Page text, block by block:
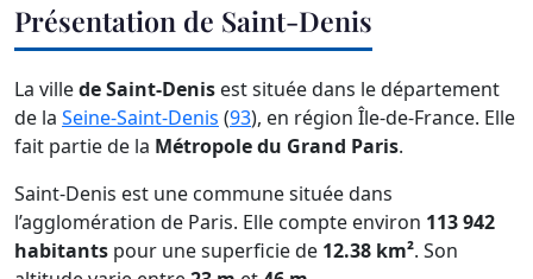
Présentation de Saint-Denis
La villede Saint-Denis est située dans le département
de la Seine-Saint-Denis (93), en région Île-de-France. Elle
fait partie de la Métropole du Grand Paris.
Saint-Denis est une commune située dans
l’agglomération de Paris. Elle compte environ 113 942
habitants pour une superficie de 12.38 km². Son